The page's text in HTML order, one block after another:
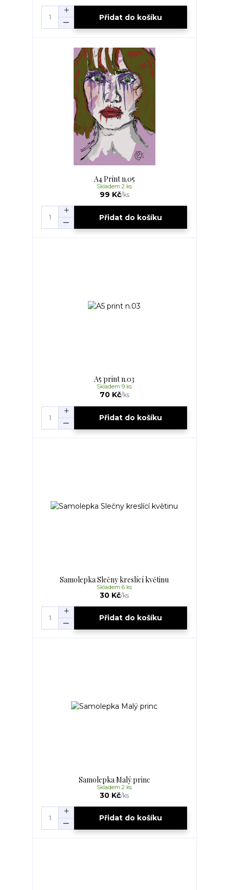
Přidat do košíku
A4 Print n.05
99 Kč/ks
Skladem 2 ks
Přidat do košíku
A5 print n.03
70 Kč/ks
Skladem 9 ks
Přidat do košíku
Samolepka Slečny kreslící květinu
30 Kč/ks
Skladem 6 ks
Přidat do košíku
Samolepka Malý princ
30 Kč/ks
Skladem 2 ks
Přidat do košíku